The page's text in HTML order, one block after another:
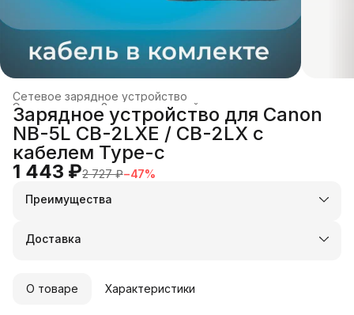
Сетевое зарядное устройство
Зарядные устройства и док-станции
Электроника
Главная ›
Зарядное устройство для Canon
NB-5L CB-2LXE / CB-2LX с
кабелем Type-c
1 443 ₽2 727 ₽−47%
Преимущества
Оплата частями в Сплит
Удобный возврат
Доставка
О товаре Характеристики